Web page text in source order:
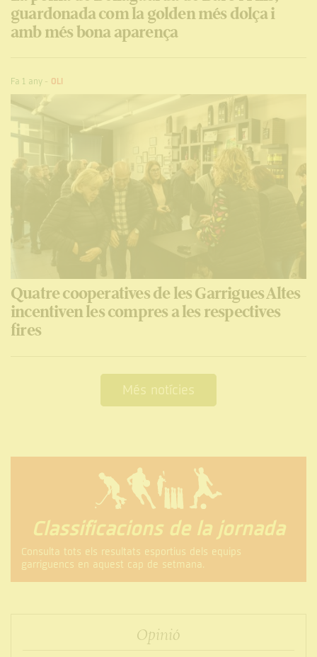
guardonada com la golden més dolça i
amb més bona aparença
Fa 1 any- OLI
Quatre cooperatives de les Garrigues Altes
incentiven les compres a les respectives
fires
Més notícies
Classificacions de la jornada
Consulta tots els resultats esportius dels equips
garriguencs en aquest cap de setmana.
Opinió